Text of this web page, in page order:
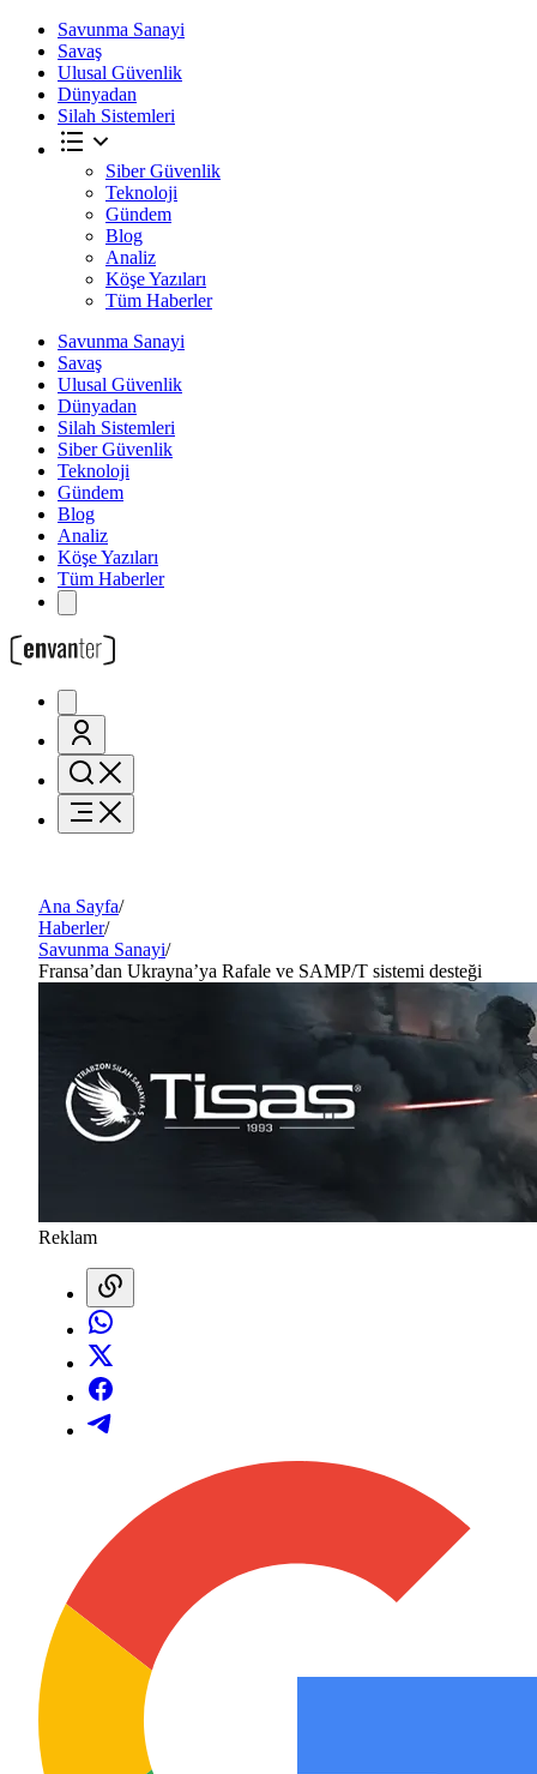
Savunma Sanayi
Savaş
Ulusal Güvenlik
Dünyadan
Silah Sistemleri
Siber Güvenlik
Teknoloji
Gündem
Blog
Analiz
Köşe Yazıları
Tüm Haberler
Savunma Sanayi
Savaş
Ulusal Güvenlik
Dünyadan
Silah Sistemleri
Siber Güvenlik
Teknoloji
Gündem
Blog
Analiz
Köşe Yazıları
Tüm Haberler
Ana Sayfa/
Haberler/
Savunma Sanayi/
Fransa’dan Ukrayna’ya Rafale ve SAMP/T sistemi desteği
Reklam